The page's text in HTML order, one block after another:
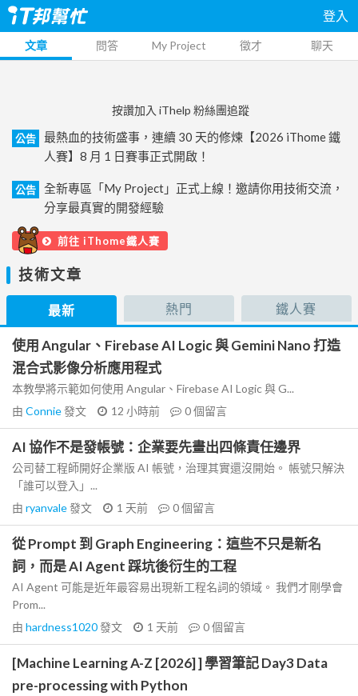
登入
文章 問答 My Project 徵才 聊天
按讚加入 iThelp 粉絲團追蹤
公告
最熱血的技術盛事，連續 30 天的修煉【2026 iThome 鐵
人賽】8 月 1 日賽事正式開啟！
公告
全新專區「My Project」正式上線！邀請你用技術交流，
分享最真實的開發經驗
前往 iThome鐵人賽
技術文章
最新 熱門 鐵人賽
使用 Angular、Firebase AI Logic 與 Gemini Nano 打造
混合式影像分析應用程式
本教學將示範如何使用 Angular、Firebase AI Logic 與 G...
由 Connie發文 12 小時前 0個留言
AI 協作不是發帳號：企業要先畫出四條責任邊界
公司替工程師開好企業版 AI 帳號，治理其實還沒開始。 帳號只解決
「誰可以登入」...
由 ryanvale發文 1 天前 0個留言
從 Prompt 到 Graph Engineering：這些不只是新名
詞，而是 AI Agent 踩坑後衍生的工程
AI Agent 可能是近年最容易出現新工程名詞的領域。 我們才剛學會
Prom...
由 hardness1020發文 1 天前 0個留言
[Machine Learning A-Z [2026] ] 學習筆記 Day3 Data
pre-processing with Python